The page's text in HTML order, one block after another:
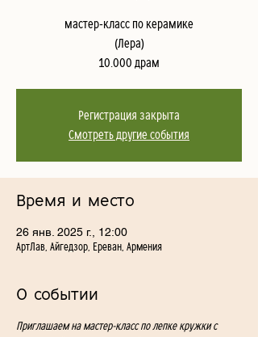
мастер-класс по керамике
(Лера)
10.000 драм
Регистрация закрыта
Смотреть другие события
Время и место
26 янв. 2025 г., 12:00
АртЛав, Айгедзор, Ереван, Армения
О событии
Приглашаем на мастер-класс по лепке кружки с